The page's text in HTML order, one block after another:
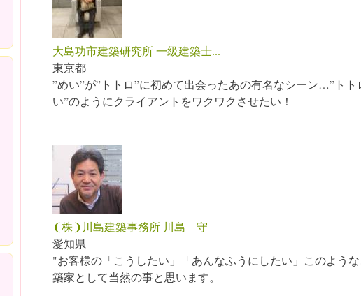
大島功市建築研究所 一級建築士...
東京都
”めい”が”トトロ”に初めて出会ったあの有名なシーン…”ト
い”のようにクライアントをワクワクさせたい！
❨株❩川島建築事務所 川島 守
愛知県
"お客様の「こうしたい」「あんなふうにしたい」このよう
築家として当然の事と思います。